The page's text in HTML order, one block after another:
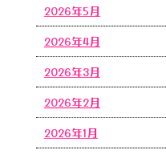
2026年5月
2026年4月
2026年3月
2026年2月
2026年1月